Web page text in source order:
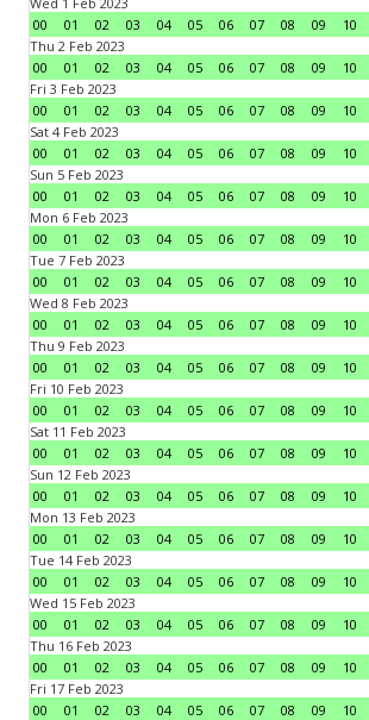
00
01 02 03 04 05 06 07 08 09 10
Thu 2 Feb 2023
00
01 02 03 04 05 06 07 08 09 10
Fri 3 Feb 2023
00
01 02 03 04 05 06 07 08 09 10
Sat 4 Feb 2023
00
01 02 03 04 05 06 07 08 09 10
Sun 5 Feb 2023
00
01 02 03 04 05 06 07 08 09 10
Mon 6 Feb 2023
00
01 02 03 04 05 06 07 08 09 10
Tue 7 Feb 2023
00
01 02 03 04 05 06 07 08 09 10
Wed 8 Feb 2023
00
01 02 03 04 05 06 07 08 09 10
Thu 9 Feb 2023
00
01 02 03 04 05 06 07 08 09 10
Fri 10 Feb 2023
00
01 02 03 04 05 06 07 08 09 10
Sat 11 Feb 2023
00
01 02 03 04 05 06 07 08 09 10
Sun 12 Feb 2023
00
01 02 03 04 05 06 07 08 09 10
Mon 13 Feb 2023
00
01 02 03 04 05 06 07 08 09 10
Tue 14 Feb 2023
00
01 02 03 04 05 06 07 08 09 10
Wed 15 Feb 2023
00
01 02 03 04 05 06 07 08 09 10
Thu 16 Feb 2023
00
01 02 03 04 05 06 07 08 09 10
Fri 17 Feb 2023
00
01 02 03 04 05 06 07 08 09 10